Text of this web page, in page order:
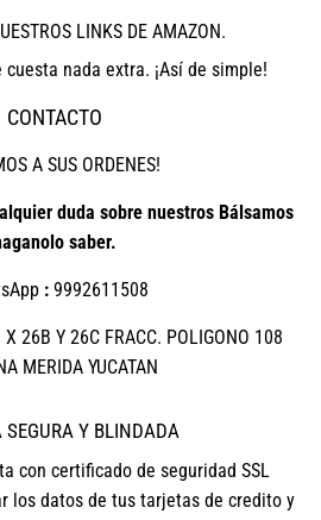
LINKS DE AMAZON.
nada extra. ¡Así de simple!
CONTACTO
A SUS ORDENES!
duda sobre nuestros Bálsamos
saber.
: 9992611508
26B Y 26C FRACC. POLIGONO 108
MERIDA YUCATAN
SEGURA Y BLINDADA
con certificado de seguridad SSL
los datos de tus tarjetas de credito y